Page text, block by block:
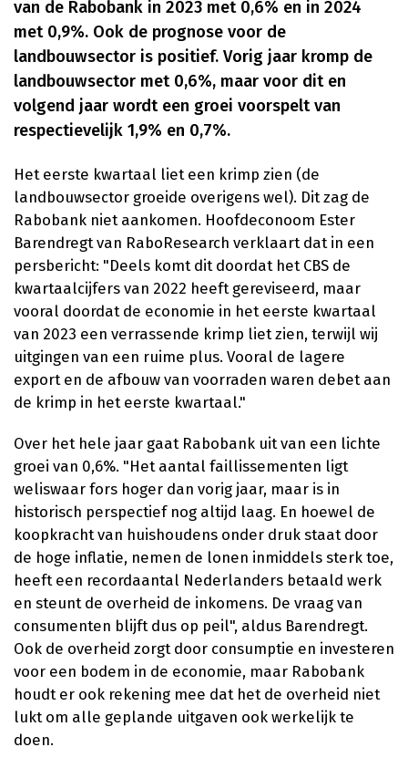
van de Rabobank in 2023 met 0,6% en in 2024
met 0,9%. Ook de prognose voor de
landbouwsector is positief. Vorig jaar kromp de
landbouwsector met 0,6%, maar voor dit en
volgend jaar wordt een groei voorspelt van
respectievelijk 1,9% en 0,7%.
Het eerste kwartaal liet een krimp zien (de
landbouwsector groeide overigens wel). Dit zag de
Rabobank niet aankomen. Hoofdeconoom Ester
Barendregt van RaboResearch verklaart dat in een
persbericht: "Deels komt dit doordat het CBS de
kwartaalcijfers van 2022 heeft gereviseerd, maar
vooral doordat de economie in het eerste kwartaal
van 2023 een verrassende krimp liet zien, terwijl wij
uitgingen van een ruime plus. Vooral de lagere
export en de afbouw van voorraden waren debet aan
de krimp in het eerste kwartaal."
Over het hele jaar gaat Rabobank uit van een lichte
groei van 0,6%. "Het aantal faillissementen ligt
weliswaar fors hoger dan vorig jaar, maar is in
historisch perspectief nog altijd laag. En hoewel de
koopkracht van huishoudens onder druk staat door
de hoge inflatie, nemen de lonen inmiddels sterk toe,
heeft een recordaantal Nederlanders betaald werk
en steunt de overheid de inkomens. De vraag van
consumenten blijft dus op peil", aldus Barendregt.
Ook de overheid zorgt door consumptie en investeren
voor een bodem in de economie, maar Rabobank
houdt er ook rekening mee dat het de overheid niet
lukt om alle geplande uitgaven ook werkelijk te
doen.